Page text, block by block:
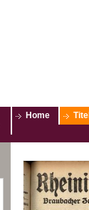
Home Titel